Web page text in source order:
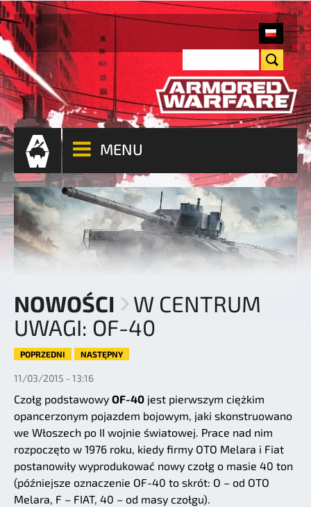
MENU
NOWOŚCI
W CENTRUM
UWAGI: OF-40
POPRZEDNI NASTĘPNY
11/03/2015 - 13:16
Czołg podstawowy OF-40 jest pierwszym ciężkim
opancerzonym pojazdem bojowym, jaki skonstruowano
we Włoszech po II wojnie światowej. Prace nad nim
rozpoczęto w 1976 roku, kiedy firmy OTO Melara i Fiat
postanowiły wyprodukować nowy czołg o masie 40 ton
(późniejsze oznaczenie OF-40 to skrót: O – od OTO
Melara, F – FIAT, 40 – od masy czołgu).